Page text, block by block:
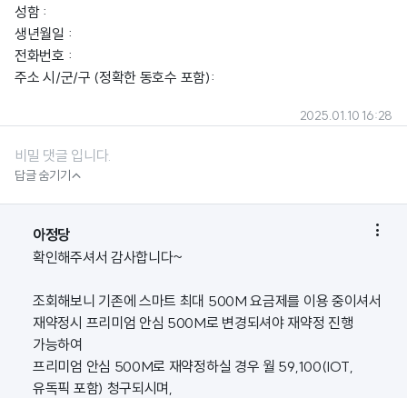
성함 :
생년월일 :
전화번호 :
주소 시/군/구 (정확한 동호수 포함):
2025.01.10 16:28
비밀 댓글 입니다.
답글 숨기기
아정당 
확인해주셔서 감사합니다~
조회해보니 기존에 스마트 최대 500M 요금제를 이용 중이셔서
재약정시 프리미엄 안심 500M로 변경되셔야 재약정 진행
가능하여
프리미엄 안심 500M로 재약정하실 경우 월 59,100(IOT,
유독픽 포함) 청구되시며,